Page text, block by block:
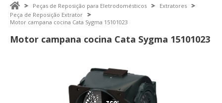
Peças de Reposição para Eletrodomésticos
Extratores
Peça de Reposição Extrator
Motor campana cocina Cata Sygma 15101023
Motor campana cocina Cata Sygma 15101023